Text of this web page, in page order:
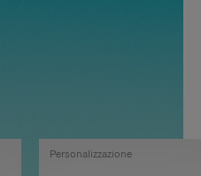
Personalizzazione